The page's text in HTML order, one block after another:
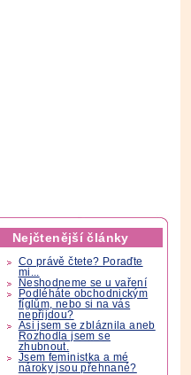
Nejčtenější články
Co právě čtete? Poraďte
mi...
Neshodneme se u vaření
Podléháte obchodnickým
fíglům, nebo si na vás
nepřijdou?
Asi jsem se zbláznila aneb
Rozhodla jsem se
zhubnout.
Jsem feministka a mé
nároky jsou přehnané?